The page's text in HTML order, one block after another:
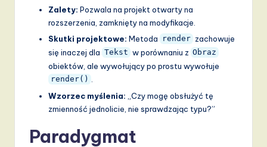
Zalety: Pozwala na projekt otwarty na
rozszerzenia, zamknięty na modyfikacje.
Skutki projektowe: Metoda render zachowuje
się inaczej dla Tekst w porównaniu z Obraz
obiektów, ale wywołujący po prostu wywołuje
render()
Wzorzec myślenia: „Czy mogę obsłużyć tę
zmienność jednolicie, nie sprawdzając typu?”
Paradygmat